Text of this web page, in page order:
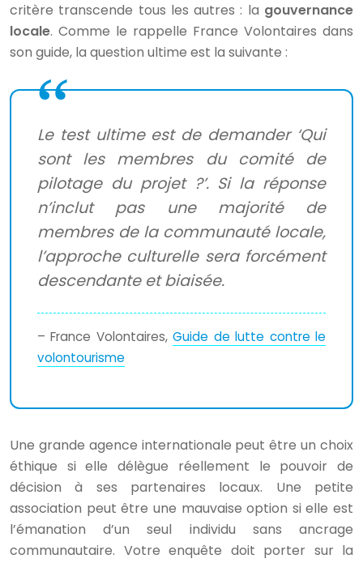
critère transcende tous les autres : la gouvernance
locale. Comme le rappelle France Volontaires dans
son guide, la question ultime est la suivante :
Le test ultime est de demander ‘Qui
sont les membres du comité de
pilotage du projet ?’. Si la réponse
n’inclut pas une majorité de
membres de la communauté locale,
l’approche culturelle sera forcément
descendante et biaisée.
– France Volontaires,Guide de lutte contre le
volontourisme
Une grande agence internationale peut être un choix
éthique si elle délègue réellement le pouvoir de
décision à ses partenaires locaux. Une petite
association peut être une mauvaise option si elle est
l’émanation d’un seul individu sans ancrage
communautaire. Votre enquête doit porter sur la